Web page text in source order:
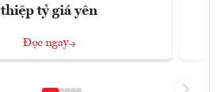
thiệp tỷ giá yên
Đọc ngay